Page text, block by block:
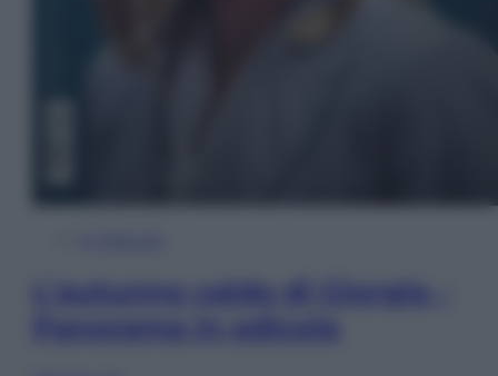
L’autunno caldo di Giorgia –